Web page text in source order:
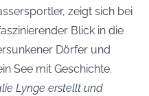
zeigt sich bei
Blick in die
Dörfer und
See mit Geschichte.
Lynge erstellt und